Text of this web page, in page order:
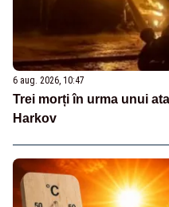
6 aug. 2026, 10:47
Trei morți în urma unui
Harkov